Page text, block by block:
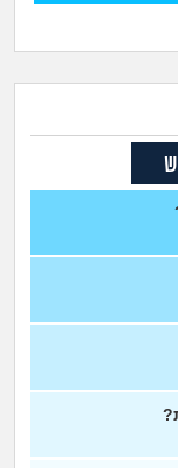
ומשפחה
ועד מתי?!
וקריירה